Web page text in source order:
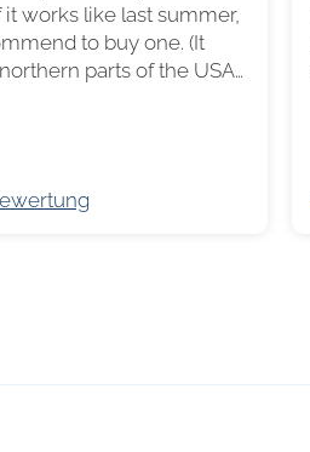
works like last summer,
to buy one. (It
parts of the USA